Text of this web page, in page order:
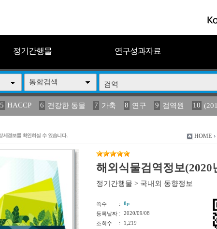
정기간행물 연구성과자료
통합검색
5 HACCP 6 건강한 동물 7 가축 8 연구 9 검역원 10
(2013년도) 식 15 구제역 16 관리 17 연보 18 2023 19
HOME
해외식물검역정보(2020
정기간행물 > 국내외 동향정보
쪽수 :
0p
등록날짜 :
2020/09/08
조회수
:
1,219